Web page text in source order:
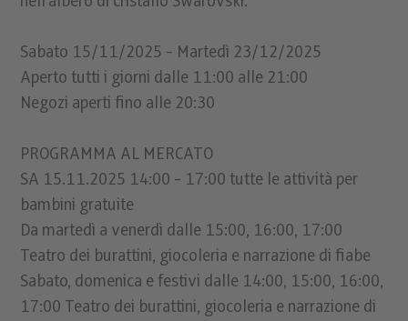
Sabato 15/11/2025 - Martedì 23/12/2025
Aperto tutti i giorni dalle 11:00 alle 21:00
Negozi aperti fino alle 20:30
PROGRAMMA AL MERCATO
SA 15.11.2025 14:00 - 17:00 tutte le attività per
bambini gratuite
Da martedì a venerdì dalle 15:00, 16:00, 17:00
Teatro dei burattini, giocoleria e narrazione di fiabe
Sabato, domenica e festivi dalle 14:00, 15:00, 16:00,
17:00 Teatro dei burattini, giocoleria e narrazione di